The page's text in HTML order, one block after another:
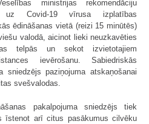
ministrijas rekomendāciju
uz Covid-19 vīrusa izplatības
ēdināšanas vietā (reizi 15 minūtēs)
valodā, aicinot lieki neuzkavēties
telpās un sekot izvietotajiem
ievērošanu. Sabiedriskās
sniedzējs paziņojuma atskaņošanai
svešvalodas.
pakalpojuma sniedzējs tiek
īstenot arī citus pasākumus cilvēku